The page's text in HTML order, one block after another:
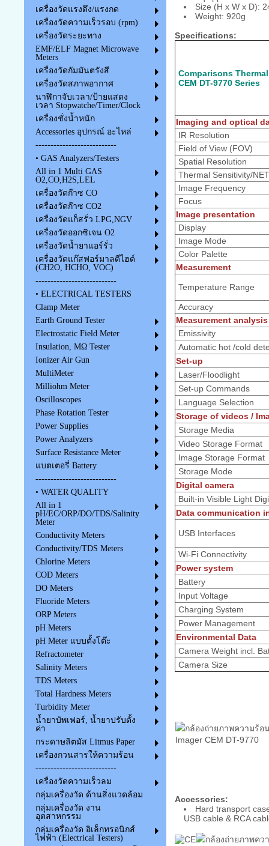
เครื่องวัดแรงดึง/แรงกด
เครื่องวัดความเร็วรอบ (rpm)
เครื่องวัดระยะทาง
EMF/ELF Magnet Microwave
Meters
เครื่องวัดกัมมันตรังสี
เครื่องวัดสภาพอากาศ
นาฬิกาจับเวลา/ป้ายแสดง
เวลา Stopwatche/Timer/Clock
เครื่องชั่งน้ำหนัก
Accessories อุปกรณ์ อะไหล่
---------------------------
• GAS Analyzers/Testers
All in 1 Multi GAS
O2,CO,H2S,LEL
เครื่องวัดก๊าซ CO
เครื่องวัดก๊าซ CO2
เครื่องวัดแก็สรั่ว LPG,NGV
เครื่องวัดออกซิเจน O2
เครื่องวัดน้ำยาแอร์รั่ว
เครื่องวัดแก๊สฟอร์มาลดีไฮด์
(CH2O, HCHO, VOC)
---------------------------
• ELECTRICAL TESTERS
Clamp Meter
Earth Ground Tester
Electrostatic Field Meter
Insulation, MΩ Tester
Ionizer Air Gun
MultiMeter
Milliohm Meter
Oscilloscopes
Phase Rotation Tester
Power Supplies
Power Analyzers
Surface Resistance Meter
แบตเตอรี่ Battery
---------------------------
• WATER QUALITY
All in 1
pH/EC/ORP/DO/TDS/Salinity
Meter
Conductivity Meters
Conductivity/TDS Meters
Chlorine Meters
COD Meters
DO Meters
Fluoride Meters
ORP Meters
pH Meters
pH Meter แบบตั้งโต๊ะ
Refractometer
Salinity Meters
TDS Meters
Total Hardness Meters
Turbidity Meter
น้ำยาบัพเฟอร์, น้ำยาปรับตั้ง
ค่า
กระดาษลิตมัส Litmus Paper
เครื่องกวนสารให้ความร้อน
---------------------------
เครื่องวัดความเร็วลม
กลุ่มเครื่องวัด ด้านสิ่งแวดล้อม
กลุ่มเครื่องวัด งาน
อุตสาหกรรม
กลุ่มเครื่องวัด อิเล็กทรอนิกส์
ไฟฟ้า (Electrical Testers)
Size (H x W x D):
Weight: 920g
Specifications:
Comparisons
CEM DT-9770 Series
Imaging and optical
IR Resolution
Field of View (FOV)
Spatial Resolution
Thermal Sensitivity/
Image Frequency
Focus
Image presentation
Display
Image Mode
Color Palette
Measurement
Temperature Range
Accuracy
Measurement analysis
Emissivity
Automatic hot /cold
Set-up
Laser/Floodlight
Set-up Commands
Language Selection
Storage of videos /
Storage Media
Video Storage Format
Image Storage Format
Storage Mode
Digital camera
Built-in Visible Light
Data communication
USB Interfaces
Wi-Fi Connectivity
Power system
Battery
Input Voltage
Charging System
Power Management
Environmental Data
Camera Weight incl.
Camera Size
Accessories:
Hard transport
USB cable & RCA